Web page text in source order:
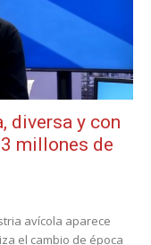
diversa y con
millones de
avícola aparece
el cambio de época